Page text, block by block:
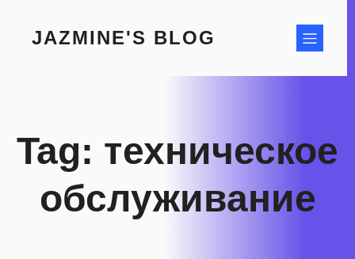
contentJAZMINE'S BLOG
Tag: техническое
обслуживание